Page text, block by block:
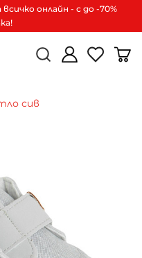
онлайн - с до -70%
сив